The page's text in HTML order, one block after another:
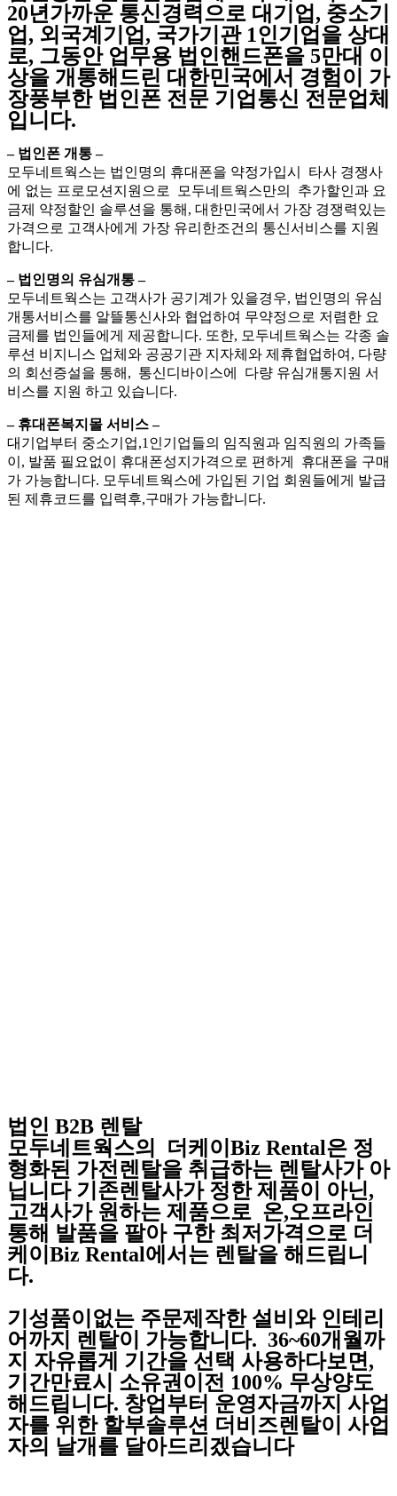
20년가까운 통신경력으로 대기업, 중소기
업, 외국계기업, 국가기관 1인기업을 상대
로, 그동안 업무용 법인핸드폰을 5만대 이
상을 개통해드린 대한민국에서 경험이 가
장풍부한 법인폰 전문 기업통신 전문업체
입니다.
– 법인폰 개통 –
모두네트웍스는 법인명의 휴대폰을 약정가입시 타사 경쟁사
에 없는 프로모션지원으로 모두네트웍스만의 추가할인과 요
금제 약정할인 솔루션을 통해, 대한민국에서 가장 경쟁력있는
가격으로 고객사에게 가장 유리한조건의 통신서비스를 지원
합니다.
– 법인명의 유심개통 –
모두네트웍스는 고객사가 공기계가 있을경우, 법인명의 유심
개통서비스를 알뜰통신사와 협업하여 무약정으로 저렴한 요
금제를 법인들에게 제공합니다. 또한, 모두네트웍스는 각종 솔
루션 비지니스 업체와 공공기관 지자체와 제휴협업하여, 다량
의 회선증설을 통해, 통신디바이스에 다량 유심개통지원 서
비스를 지원 하고 있습니다.
– 휴대폰복지몰 서비스 –
대기업부터 중소기업,1인기업들의 임직원과 임직원의 가족들
이, 발품 필요없이 휴대폰성지가격으로 편하게 휴대폰을 구매
가 가능합니다. 모두네트웍스에 가입된 기업 회원들에게 발급
된 제휴코드를 입력후,구매가 가능합니다.
법인 B2B 렌탈
모두네트웍스의 더케이Biz Rental은 정
형화된 가전렌탈을 취급하는 렌탈사가 아
닙니다 기존렌탈사가 정한 제품이 아닌,
고객사가 원하는 제품으로 온,오프라인
통해 발품을 팔아 구한 최저가격으로 더
케이Biz Rental에서는 렌탈을 해드립니
다.
기성품이없는 주문제작한 설비와 인테리
어까지 렌탈이 가능합니다. 36~60개월까
지 자유롭게 기간을 선택 사용하다보면,
기간만료시 소유권이전 100% 무상양도
해드립니다. 창업부터 운영자금까지 사업
자를 위한 할부솔루션 더비즈렌탈이 사업
자의 날개를 달아드리겠습니다